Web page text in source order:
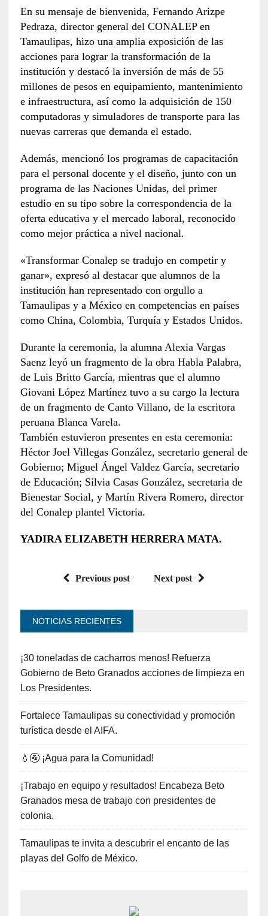
En su mensaje de bienvenida, Fernando Arizpe
Pedraza, director general del CONALEP en
Tamaulipas, hizo una amplia exposición de las
acciones para lograr la transformación de la
institución y destacó la inversión de más de 55
millones de pesos en equipamiento, mantenimiento
e infraestructura, así como la adquisición de 150
computadoras y simuladores de transporte para las
nuevas carreras que demanda el estado.
Además, mencionó los programas de capacitación
para el personal docente y el diseño, junto con un
programa de las Naciones Unidas, del primer
estudio en su tipo sobre la correspondencia de la
oferta educativa y el mercado laboral, reconocido
como mejor práctica a nivel nacional.
«Transformar Conalep se tradujo en competir y
ganar», expresó al destacar que alumnos de la
institución han representado con orgullo a
Tamaulipas y a México en competencias en países
como China, Colombia, Turquía y Estados Unidos.
Durante la ceremonia, la alumna Alexia Vargas
Saenz leyó un fragmento de la obra Habla Palabra,
de Luis Britto García, mientras que el alumno
Giovani López Martínez tuvo a su cargo la lectura
de un fragmento de Canto Villano, de la escritora
peruana Blanca Varela.
También estuvieron presentes en esta ceremonia:
Héctor Joel Villegas González, secretario general de
Gobierno; Miguel Ángel Valdez García, secretario
de Educación; Silvia Casas González, secretaria de
Bienestar Social, y Martín Rivera Romero, director
del Conalep plantel Victoria.
YADIRA ELIZABETH HERRERA MATA.
Previous post Next post
NOTICIAS RECIENTES
¡30 toneladas de cacharros menos! Refuerza
Gobierno de Beto Granados acciones de limpieza en
Los Presidentes.
Fortalece Tamaulipas su conectividad y promoción
turística desde el AIFA.
💧🚰 ¡Agua para la Comunidad!
¡Trabajo en equipo y resultados! Encabeza Beto
Granados mesa de trabajo con presidentes de
colonia.
Tamaulipas te invita a descubrir el encanto de las
playas del Golfo de México.